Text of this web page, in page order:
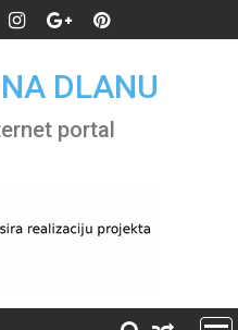
DLANU
portal